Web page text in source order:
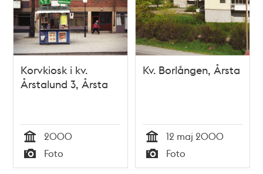
Korvkiosk i kv.
Årstalund 3, Årsta
Tid
2000
Typ
Foto
Kv. Borlången, Årsta
Tid
12 maj 2000
Typ
Foto